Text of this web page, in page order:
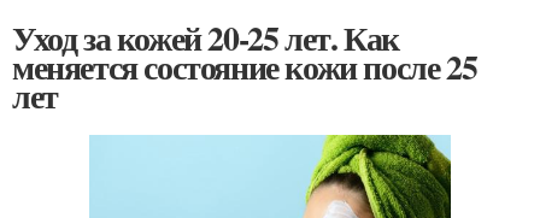
Уход за кожей 20-25 лет. Как
меняется состояние кожи после 25
лет